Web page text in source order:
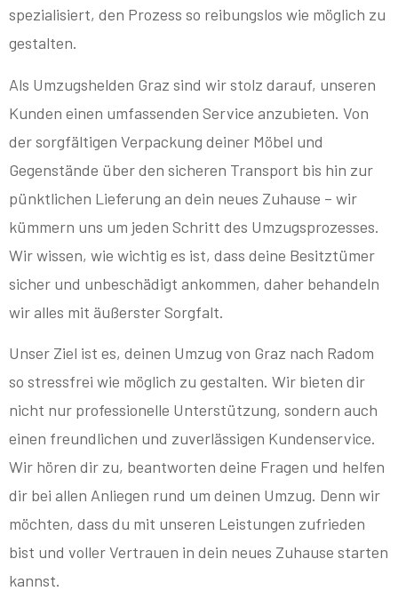
spezialisiert, den Prozess so reibungslos wie möglich zu
gestalten.
Als Umzugshelden Graz sind wir stolz darauf, unseren
Kunden einen umfassenden Service anzubieten. Von
der sorgfältigen Verpackung deiner Möbel und
Gegenstände über den sicheren Transport bis hin zur
pünktlichen Lieferung an dein neues Zuhause – wir
kümmern uns um jeden Schritt des Umzugsprozesses.
Wir wissen, wie wichtig es ist, dass deine Besitztümer
sicher und unbeschädigt ankommen, daher behandeln
wir alles mit äußerster Sorgfalt.
Unser Ziel ist es, deinen Umzug von Graz nach Radom
so stressfrei wie möglich zu gestalten. Wir bieten dir
nicht nur professionelle Unterstützung, sondern auch
einen freundlichen und zuverlässigen Kundenservice.
Wir hören dir zu, beantworten deine Fragen und helfen
dir bei allen Anliegen rund um deinen Umzug. Denn wir
möchten, dass du mit unseren Leistungen zufrieden
bist und voller Vertrauen in dein neues Zuhause starten
kannst.